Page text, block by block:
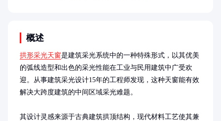
概述
拱形采光天窗是建筑采光系统中的一种特殊形式，以其优美
的弧线造型和出色的采光性能在工业与民用建筑中广受欢
迎。从事建筑采光设计15年的工程师发现，这种天窗能有效
解决大跨度建筑的中间区域采光难题。
其设计灵感来源于古典建筑拱顶结构，现代材料工艺使其兼